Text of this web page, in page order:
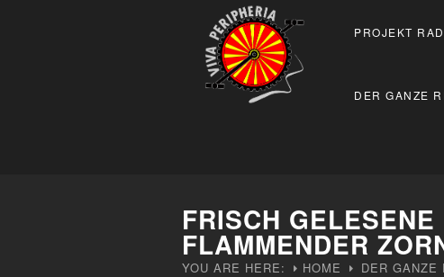
PROJEKT
DER GANZE
FRISCH
FLAMMENDER
YOU ARE HERE: HOME DER GANZE